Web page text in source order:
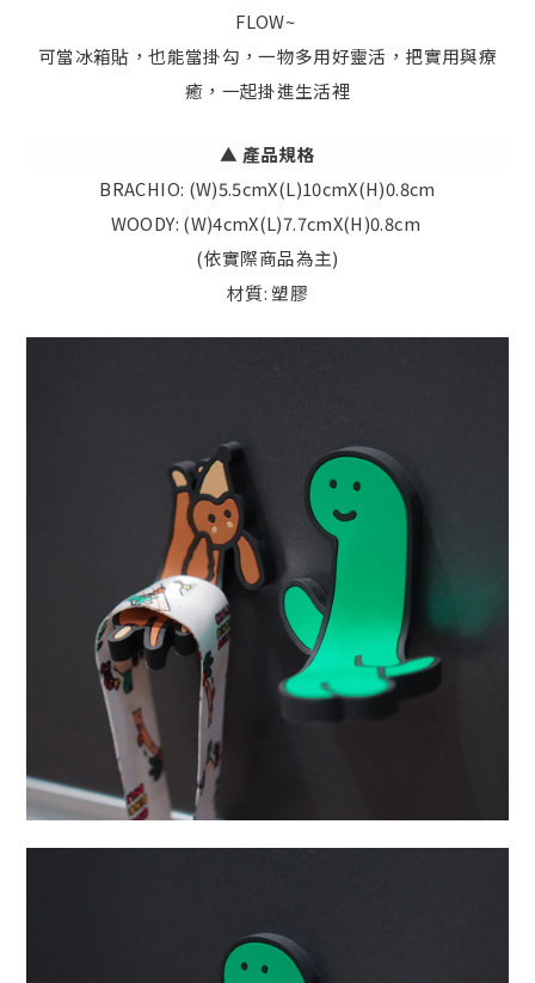
FLOW~
可當冰箱貼，也能當掛勾，一物多用好靈活，把實用與療
癒，一起掛進生活裡
▲ 產品規格
BRACHIO: (W)5.5cmX(L)10cmX(H)0.8cm
WOODY: (W)4cmX(L)7.7cmX(H)0.8cm
(依實際商品為主)
材質: 塑膠